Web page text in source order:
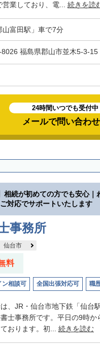
業しており、電... 続きを読
山富田駅」車で7分
8026 福島県郡山市並木5-3-15
24時間いつでも受付中
メールで問い合わ
相続が初めての方でも安心｜
対応でサポートいたします
事務所
仙台市
料
ン相談可 全国出張対応可 職
、JR・仙台市地下鉄「仙台
士事務所です。平日の9時か
おります。初... 続きを読む